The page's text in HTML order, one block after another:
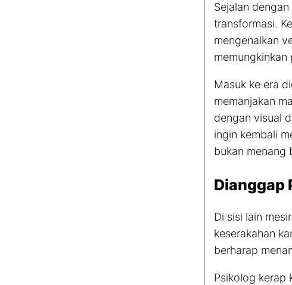
Sejalan
transformasi.
mengenalkan
Masuk ke era
memanjakan
dengan visual
ingin kembali
bukan menang
Dianggap
Di sisi lain
keserakahan
berharap
Psikolog kerap